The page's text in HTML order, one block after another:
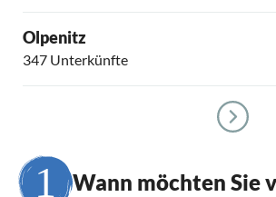
Olpenitz
347 Unterkünfte
Wann möchten Sie